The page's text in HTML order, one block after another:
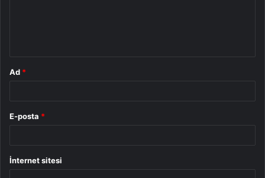
Ad *
E-posta *
İnternet sitesi